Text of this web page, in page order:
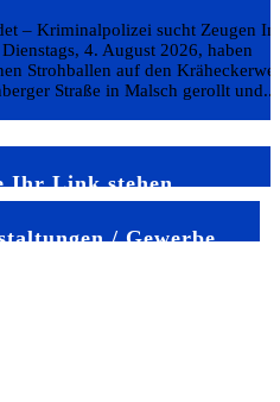
– Kriminalpolizei sucht Zeugen In
4. August 2026, haben
Strohballen auf den
Straße in Malsch gerollt und...
Ihr Link stehen
/ Gewerbe